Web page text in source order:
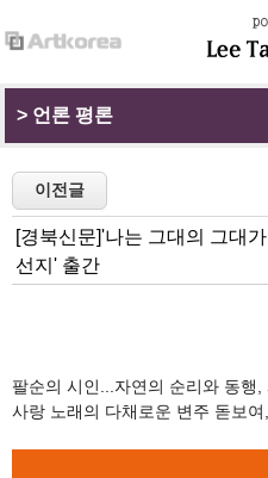
> 언론 평론
[경북신문]'나는 그대의 그대
선지' 출간
팔순의 시인...자연의 순리와 동행
사랑 노래의 다채로운 변주 돋보